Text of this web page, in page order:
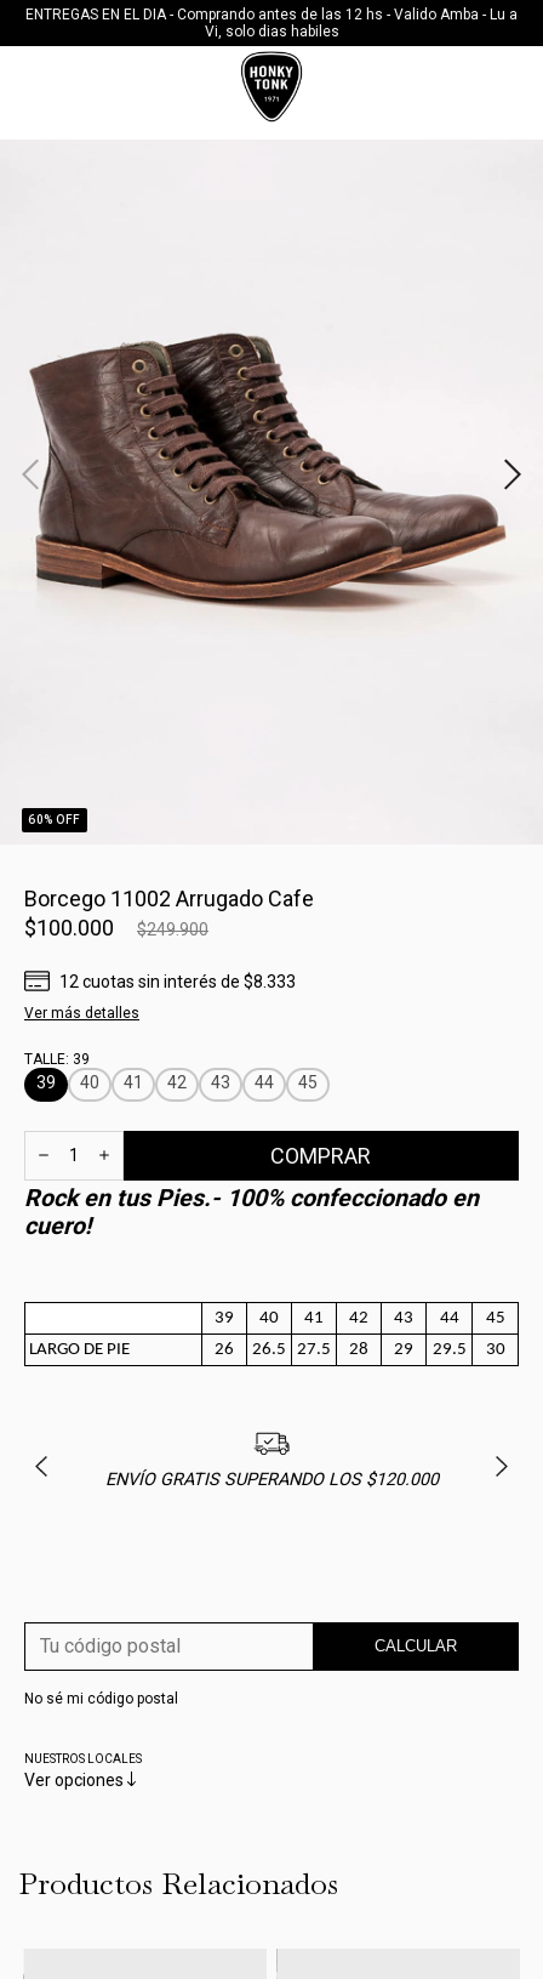
10%OFF CON TRANSFERENCIA
60% OFF
Borcego 11002 Arrugado Cafe
$100.000
$249.900
12 cuotas sin interés de $8.333
Ver más detalles
TALLE: 39
39 40 41 42 43 44 45
Rock en tus Pies.- 100% confeccionado en
cuero!
39 40 41 42 43 44
45
LARGO DE PIE
26 26.5 27.5 28 29 29.5 30
ENVÍO GRATIS SUPERANDO LOS $120.000
CALCULAR
No sé mi código postal
NUESTROS LOCALES
Ver opciones
Productos Relacionados